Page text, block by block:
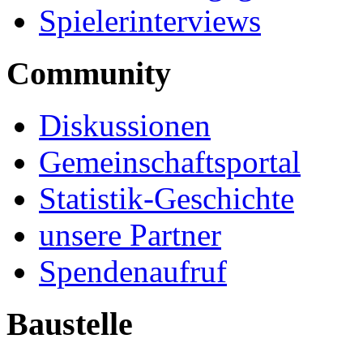
Spielerinterviews
Community
Diskussionen
Gemeinschaftsportal
Statistik-Geschichte
unsere Partner
Spendenaufruf
Baustelle